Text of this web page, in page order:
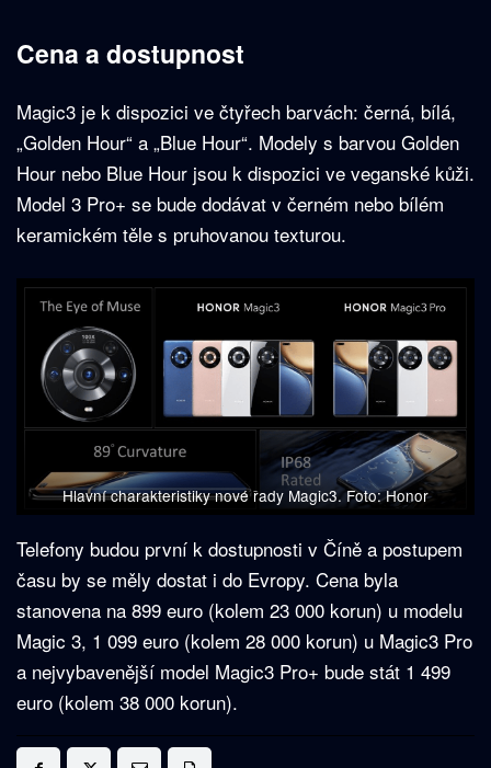
Cena a dostupnost
Magic3 je k dispozici ve čtyřech barvách: černá, bílá,
„Golden Hour“ a „Blue Hour“. Modely s barvou Golden
Hour nebo Blue Hour jsou k dispozici ve veganské kůži.
Model 3 Pro+ se bude dodávat v černém nebo bílém
keramickém těle s pruhovanou texturou.
Hlavní charakteristiky nové řady Magic3. Foto: Honor
Telefony budou první k dostupnosti v Číně a postupem
času by se měly dostat i do Evropy. Cena byla
stanovena na 899 euro (kolem 23 000 korun) u modelu
Magic 3, 1 099 euro (kolem 28 000 korun) u Magic3 Pro
a nejvybavenější model Magic3 Pro+ bude stát 1 499
euro (kolem 38 000 korun).